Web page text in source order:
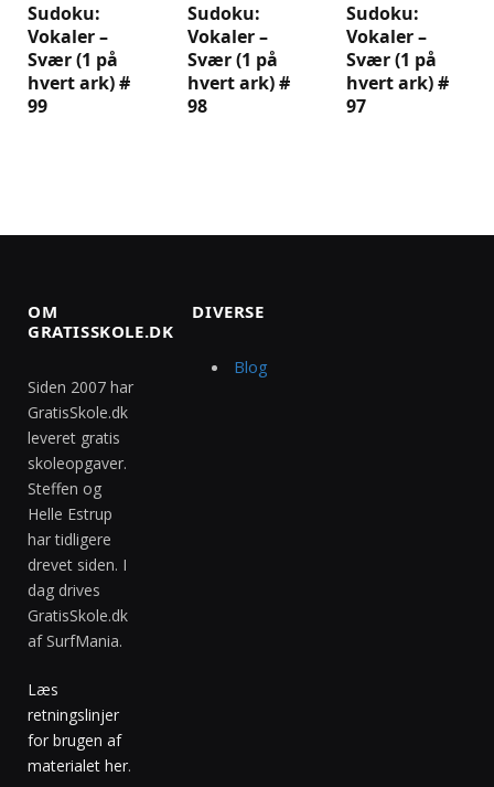
Sudoku:
Vokaler –
Svær (1 på
hvert ark) #
99
Sudoku:
Vokaler –
Svær (1 på
hvert ark) #
98
Sudoku:
Vokaler –
Svær (1 på
hvert ark) #
97
OM
GRATISSKOLE.DK
Siden 2007 har
GratisSkole.dk
leveret gratis
skoleopgaver.
Steffen og
Helle Estrup
har tidligere
drevet siden. I
dag drives
GratisSkole.dk
af SurfMania.
Læs
retningslinjer
for brugen af
materialet her.
DIVERSE
Blog